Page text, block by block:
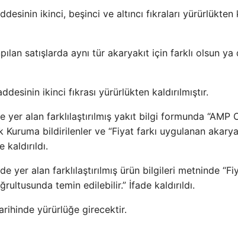
ikinci, beşinci ve altıncı fıkraları yürürlükten
satışlarda aynı tür akaryakıt için farklı olsun ya
ikinci fıkrası yürürlükten kaldırılmıştır.
yer alan farklılaştırılmış yakıt bilgi formunda “AMP
Kuruma bildirilenler ve “Fiyat farkı uygulanan
kaldırıldı.
yer alan farklılaştırılmış ürün bilgileri metninde
temin edilebilir.” İfade kaldırıldı.
yürürlüğe girecektir.